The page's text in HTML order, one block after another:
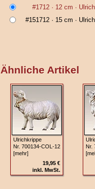
#1712· 12 cm ·
#151712· 15 cm ·
Ähnliche Artikel
Ulrichkrippe
Nr. 700134‑COL‑12
[mehr]
19,95 €
inkl. MwSt.
Nr.